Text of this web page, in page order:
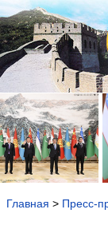
Главная > Пресс-